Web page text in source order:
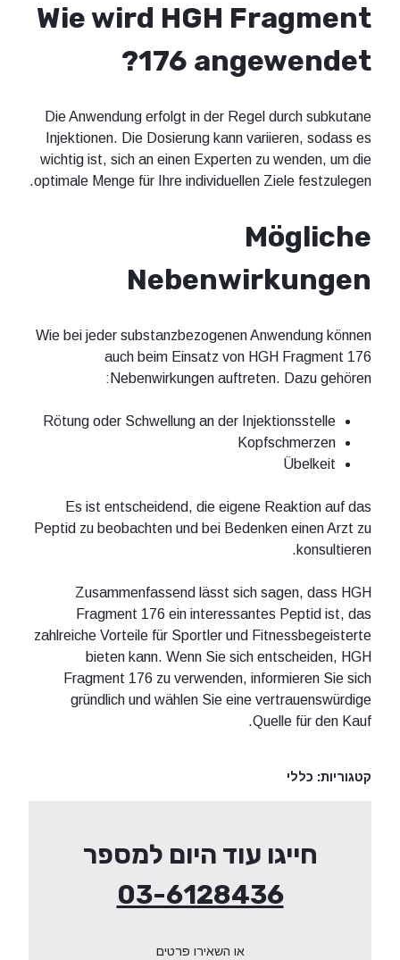
Wie wird HGH Fragment
176 angewendet?
Die Anwendung erfolgt in der Regel durch subkutane
Injektionen. Die Dosierung kann variieren, sodass es
wichtig ist, sich an einen Experten zu wenden, um die
optimale Menge für Ihre individuellen Ziele festzulegen.
Mögliche
Nebenwirkungen
Wie bei jeder substanzbezogenen Anwendung können
auch beim Einsatz von HGH Fragment 176
Nebenwirkungen auftreten. Dazu gehören:
Rötung oder Schwellung an der Injektionsstelle
Kopfschmerzen
Übelkeit
Es ist entscheidend, die eigene Reaktion auf das
Peptid zu beobachten und bei Bedenken einen Arzt zu
konsultieren.
Zusammenfassend lässt sich sagen, dass HGH
Fragment 176 ein interessantes Peptid ist, das
zahlreiche Vorteile für Sportler und Fitnessbegeisterte
bieten kann. Wenn Sie sich entscheiden, HGH
Fragment 176 zu verwenden, informieren Sie sich
gründlich und wählen Sie eine vertrauenswürdige
Quelle für den Kauf.
קטגוריות: כללי
חייגו עוד היום למספר
03-6128436
או השאירו פרטים